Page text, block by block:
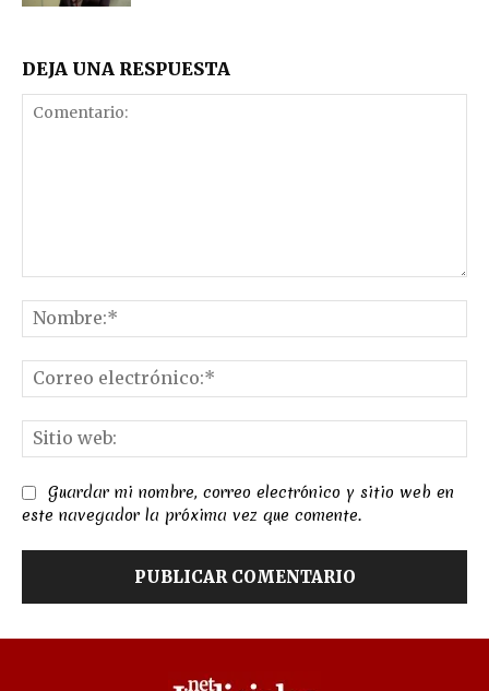
DEJA UNA RESPUESTA
Guardar mi nombre, correo electrónico y sitio web en
este navegador la próxima vez que comente.